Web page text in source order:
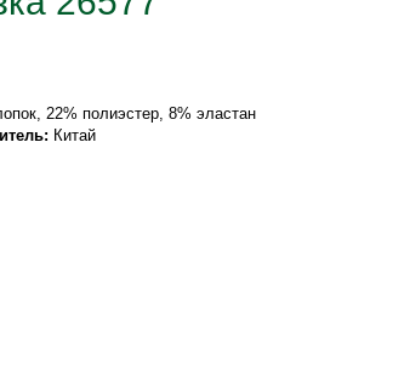
22% полиэстер, 8% эластан
Китай